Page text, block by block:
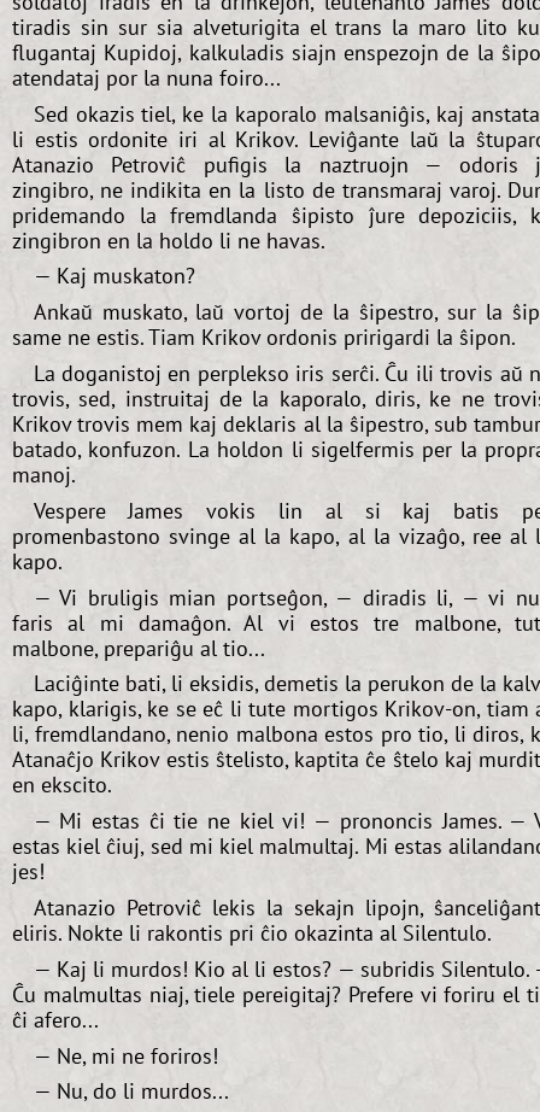
tiradis sin sur sia alveturigita el trans la maro lito
flugantaj Kupidoj, kalkuladis siajn enspezojn de la
atendataj por la nuna foiro...
Sed okazis tiel, ke la kaporalo malsaniĝis, kaj
li estis ordonite iri al Krikov. Leviĝante laŭ la
Atanazio Petroviĉ pufigis la naztruojn — odoris
zingibro, ne indikita en la listo de transmaraj varoj.
pridemando la fremdlanda ŝipisto ĵure depoziciis,
zingibron en la holdo li ne havas.
— Kaj muskaton?
Ankaŭ muskato, laŭ vortoj de la ŝipestro, sur la
same ne estis. Tiam Krikov ordonis pririgardi la ŝipon.
La doganistoj en perplekso iris serĉi. Ĉu ili trovis aŭ
trovis, sed, instruitaj de la kaporalo, diris, ke ne
Krikov trovis mem kaj deklaris al la ŝipestro, sub
batado, konfuzon. La holdon li sigelfermis per la
manoj.
Vespere James vokis lin al si kaj batis
promenbastono svinge al la kapo, al la vizaĝo, ree al
kapo.
— Vi bruligis mian portseĝon, — diradis li, — vi
faris al mi damaĝon. Al vi estos tre malbone,
malbone, prepariĝu al tio...
Laciĝinte bati, li eksidis, demetis la perukon de la
kapo, klarigis, ke se eĉ li tute mortigos Krikov-on, tiam
li, fremdlandano, nenio malbona estos pro tio, li diros,
Atanaĉjo Krikov estis ŝtelisto, kaptita ĉe ŝtelo kaj
en ekscito.
— Mi estas ĉi tie ne kiel vi! — prononcis James. —
estas kiel ĉiuj, sed mi kiel malmultaj. Mi estas
jes!
Atanazio Petroviĉ lekis la sekajn lipojn,
eliris. Nokte li rakontis pri ĉio okazinta al Silentulo.
— Kaj li murdos! Kio al li estos? — subridis Silentulo.
Ĉu malmultas niaj, tiele pereigitaj? Prefere vi foriru el
ĉi afero...
— Ne, mi ne foriros!
— Nu, do li murdos...